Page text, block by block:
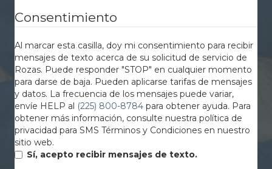
Consentimiento
Al marcar esta casilla, doy mi consentimiento para recibir
mensajes de texto acerca de su solicitud de servicio de
Rozas. Puede responder "STOP" en cualquier momento
para darse de baja. Pueden aplicarse tarifas de mensajes
y datos. La frecuencia de los mensajes puede variar,
envíe HELP al (225) 800-8784 para obtener ayuda. Para
obtener más información, consulte nuestra política de
privacidad para SMS Términos y Condiciones en nuestro
sitio web.
Sí, acepto recibir mensajes de texto.